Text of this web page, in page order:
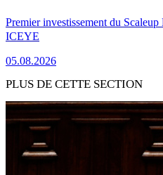
Premier investissement du
ICEYE
05.08.2026
PLUS DE CETTE SECTION